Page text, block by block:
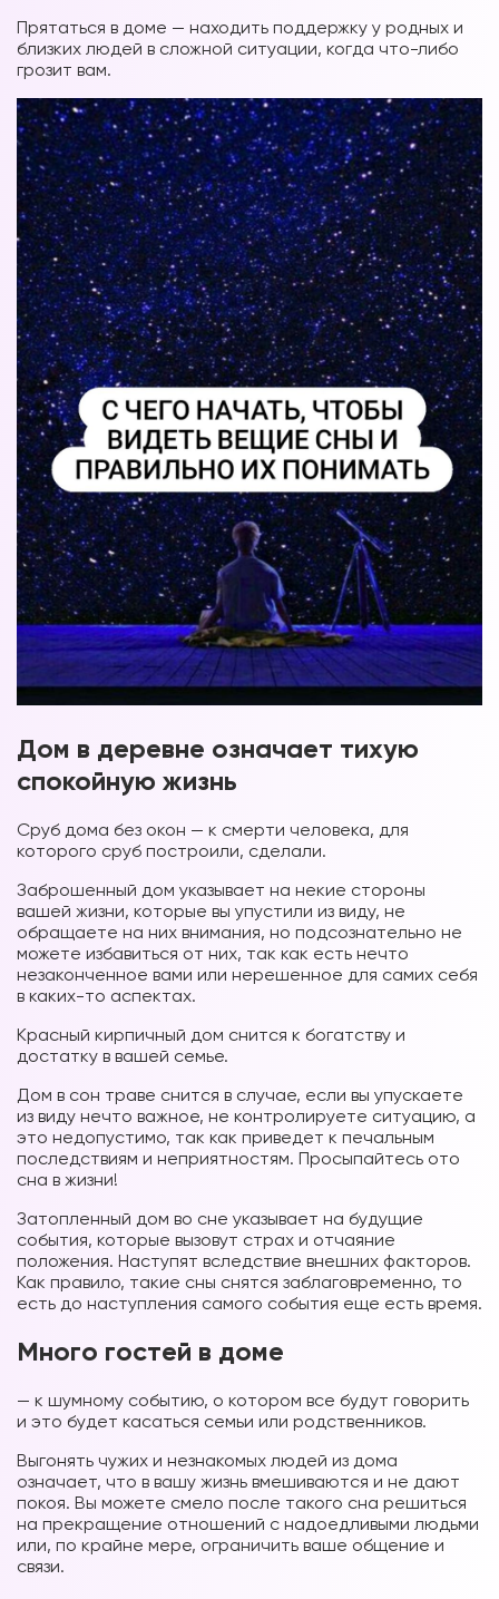
Прятаться в доме — находить поддержку у родных и
близких людей в сложной ситуации, когда что-либо
грозит вам.
Дом в деревне означает тихую
спокойную жизнь
Сруб дома без окон — к смерти человека, для
которого сруб построили, сделали.
Заброшенный дом указывает на некие стороны
вашей жизни, которые вы упустили из виду, не
обращаете на них внимания, но подсознательно не
можете избавиться от них, так как есть нечто
незаконченное вами или нерешенное для самих себя
в каких-то аспектах.
Красный кирпичный дом снится к богатству и
достатку в вашей семье.
Дом в сон траве снится в случае, если вы упускаете
из виду нечто важное, не контролируете ситуацию, а
это недопустимо, так как приведет к печальным
последствиям и неприятностям. Просыпайтесь ото
сна в жизни!
Затопленный дом во сне указывает на будущие
события, которые вызовут страх и отчаяние
положения. Наступят вследствие внешних факторов.
Как правило, такие сны снятся заблаговременно, то
есть до наступления самого события еще есть время.
Много гостей в доме
— к шумному событию, о котором все будут говорить
и это будет касаться семьи или родственников.
Выгонять чужих и незнакомых людей из дома
означает, что в вашу жизнь вмешиваются и не дают
покоя. Вы можете смело после такого сна решиться
на прекращение отношений с надоедливыми людьми
или, по крайне мере, ограничить ваше общение и
связи.